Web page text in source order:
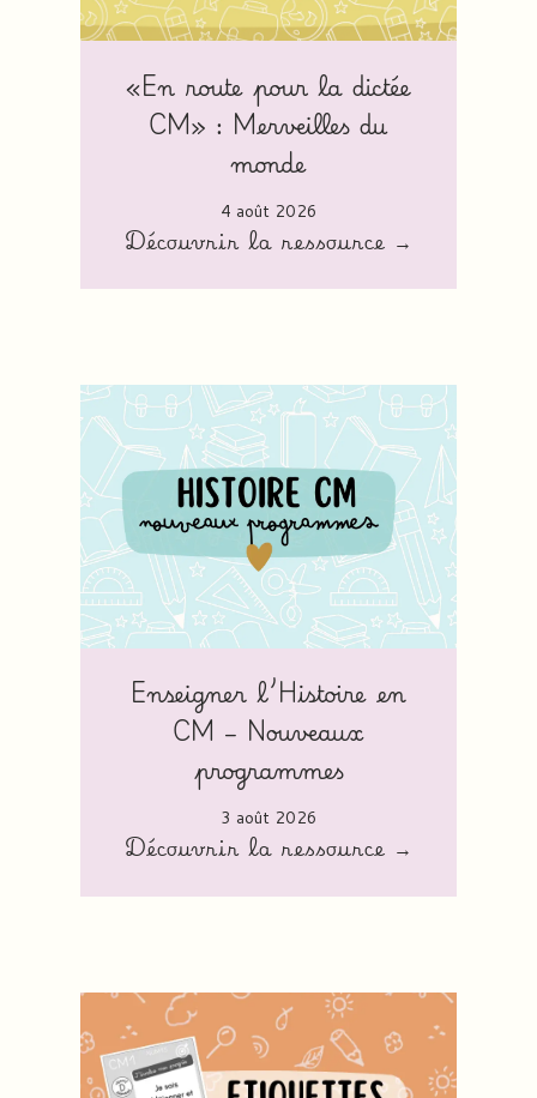
«En route pour la dictée
CM» : Merveilles du
monde
4 août 2026
Découvrir la ressource →
Enseigner l’Histoire en
CM – Nouveaux
programmes
3 août 2026
Découvrir la ressource →